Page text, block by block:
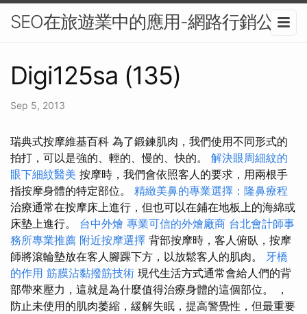
SEO在旅遊業中的應用-網路行銷公司
Digi125sa (135)
Sep 5, 2013
瑞典式按摩維基百科 為了鍛鍊肌肉，我們使用不同形式的
拍打，可以是強的、輕的、慢的、快的。 解決眼周細紋的
眼下細紋醫美 按摩時，我們會依照客人的要求，用兩根手
指按摩身體的特定部位。 精緻美鼻的專業選擇：隆鼻療程
治療通常在按摩床上進行，但也可以在鋪在地板上的海綿或
床墊上進行。 台中外燴 專業可信的外燴廠商 台北會計師事
務所專業推薦 附近按摩選擇 背部按摩時，客人俯臥，按摩
師將滾輪墊放在客人腳踝下方，以放鬆客人的肌肉。 牙橋
的作用 筋膜沾黏撥筋技術 現代生活方式通常會給人們的背
部帶來壓力，這就是為什麼值得治療身體的這個部位。 ，
防止未使用的肌肉萎縮，緩解失眠，提高警覺性，但最重要